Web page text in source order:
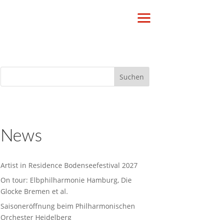
News
Artist in Residence Bodenseefestival 2027
On tour: Elbphilharmonie Hamburg, Die
Glocke Bremen et al.
Saisoneröffnung beim Philharmonischen
Orchester Heidelberg